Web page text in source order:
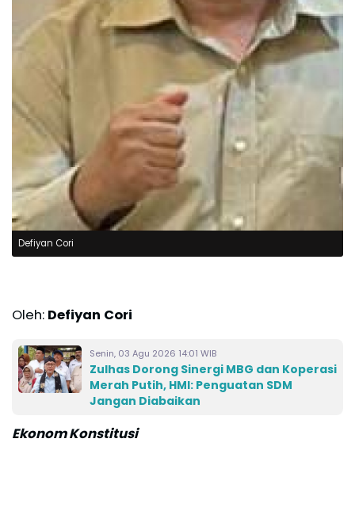
Defiyan Cori
Oleh: Defiyan Cori
Senin, 03 Agu 2026 14:01 WIB
Zulhas Dorong Sinergi MBG dan Koperasi
Merah Putih, HMI: Penguatan SDM
Jangan Diabaikan
Ekonom Konstitusi